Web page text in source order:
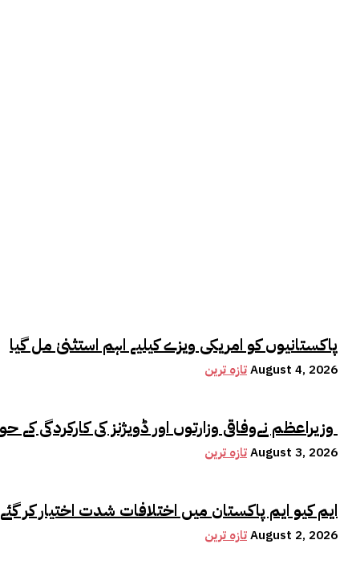
پاکستانیوں کو امریکی ویزے کیلیے اہم استثنیٰ مل گیا
تازہ ترینAugust 4, 2026
وزیراعظم نےوفاقی وزارتوں اور ڈویژنز کی کارکردگی کے حوالے سے اہم فیصلہ کر لیا
تازہ ترینAugust 3, 2026
ایم کیو ایم پاکستان میں اختلافات شدت اختیار کر گئے
تازہ ترینAugust 2, 2026